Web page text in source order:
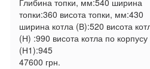
Глибина топки, мм:540 ширина
топки:360 висота топки, мм:430
ширина котла (В):520 висота
(Н) :990 висота котла по корпусу
(Н1):945
47600 грн.